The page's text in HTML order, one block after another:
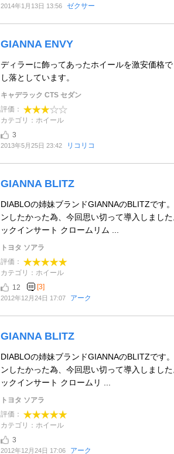
2014年1月13日 13:56 ゼクサー
GIANNA ENVY
ディラーに飾ってあったホイールを激安価格
し落としています。
キャデラック CTS セダン
評価：
カテゴリ：ホイール
3
2013年5月25日 23:42 リコリコ
GIANNA BLITZ
DIABLOの姉妹ブランドGIANNAのBLITZです
ンしたかった為、今回思い切って導入しまし
ックインサート クロームリム ...
トヨタ ソアラ
評価：
カテゴリ：ホイール
12
[3]
2012年12月24日 17:07 アーク
GIANNA BLITZ
DIABLOの姉妹ブランドGIANNAのBLITZです
ンしたかった為、今回思い切って導入しまし
ックインサート クロームリ ...
トヨタ ソアラ
評価：
カテゴリ：ホイール
3
2012年12月24日 17:06 アーク